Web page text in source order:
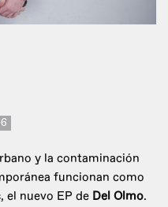
y la contaminación
funcionan como
el nuevo EP de Del Olmo.